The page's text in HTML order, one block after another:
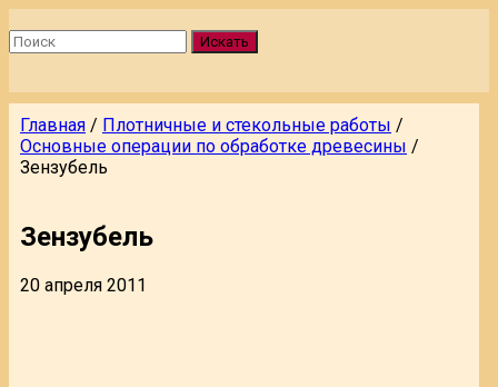
Искать
Главная / Плотничные и стекольные работы /
Основные операции по обработке древесины /
Зензубель
Зензубель
20 апреля 2011